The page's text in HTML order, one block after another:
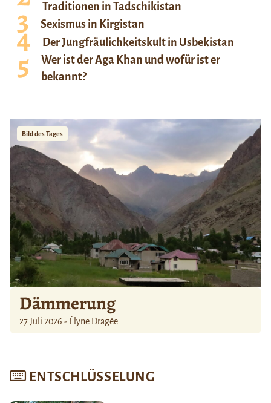
Traditionen in Tadschikistan
Sexismus in Kirgistan
Der Jungfräulichkeitskult in Usbekistan
Wer ist der Aga Khan und wofür ist er
bekannt?
Bild des Tages
Dämmerung
27 Juli 2026 - Élyne Dragée
ENTSCHLÜSSELUNG